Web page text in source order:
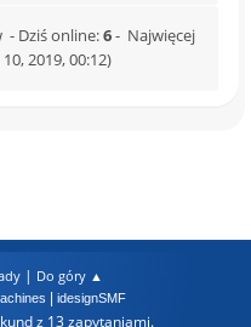
- Dziś online:6- Najwięcej
2019, 00:12)
| Do góry ▲
idesignSMF
z 13 zapytaniami.